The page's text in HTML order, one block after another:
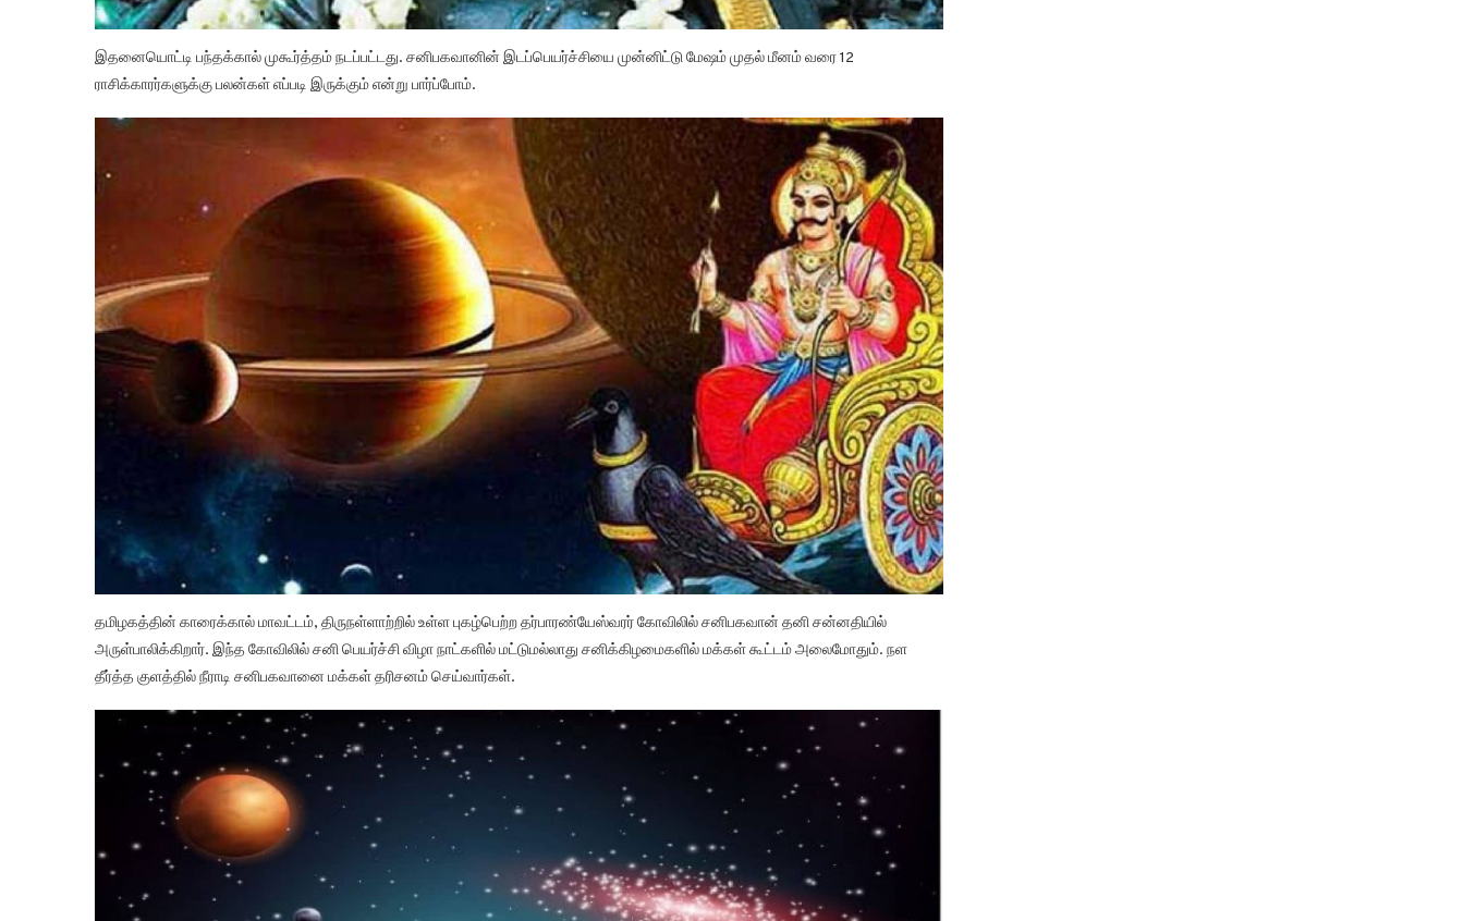
இதனையொட்டி பந்தக்கால் முகூர்த்தம் நடப்பட்டது. சனிபகவானின் இடப்பெயர்ச்சியை முன்னிட்டு மேஷம் முதல் மீனம் வரை 12
ராசிக்காரர்களுக்கு பலன்கள் எப்படி இருக்கும் என்று பார்ப்போம்.
தமிழகத்தின் காரைக்கால் மாவட்டம், திருநள்ளாற்றில் உள்ள புகழ்பெற்ற தர்பாரண்யேஸ்வரர் கோவிலில் சனிபகவான் தனி சன்னதியில்
அருள்பாலிக்கிறார். இந்த கோவிலில் சனி பெயர்ச்சி விழா நாட்களில் மட்டுமல்லாது சனிக்கிழமைகளில் மக்கள் கூட்டம் அலைமோதும். நள
தீர்த்த குளத்தில் நீராடி சனிபகவானை மக்கள் தரிசனம் செய்வார்கள்.